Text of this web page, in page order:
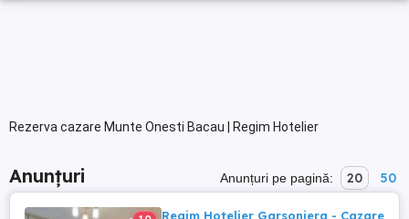
Rezerva cazare Munte Onesti Bacau | Regim Hotelier
Anunțuri Anunțuri pe pagină: 20 50
Regim Hotelier Garsoniera - Cazare